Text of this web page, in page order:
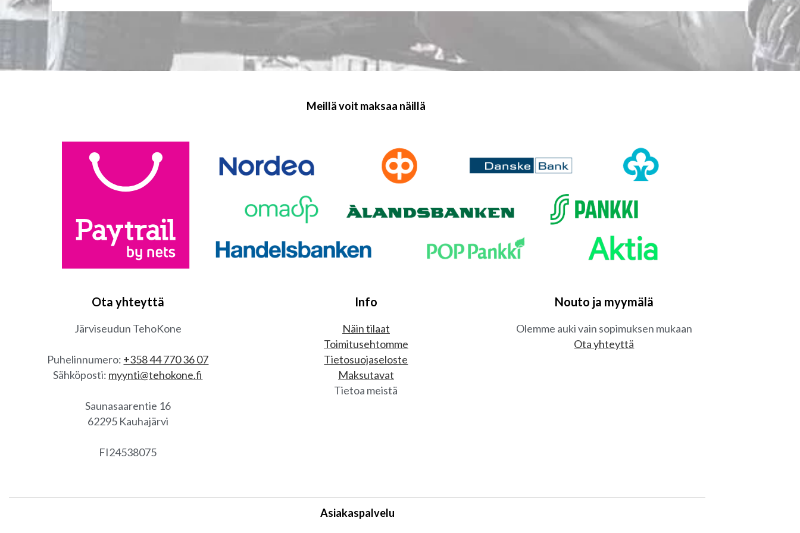
Meillä voit maksaa näillä
Ota yhteyttä
Järviseudun TehoKone
Puhelinnumero: +358 44 770 36 07
Sähköposti: myynti@tehokone.fi
Saunasaarentie 16
62295 Kauhajärvi
FI24538075
Info
Näin tilaat
Toimitusehtomme
Tietosuojaseloste
Maksutavat
Tietoa meistä
Nouto ja myymälä
Olemme auki vain sopimuksen mukaan
Ota yhteyttä
Asiakaspalvelu